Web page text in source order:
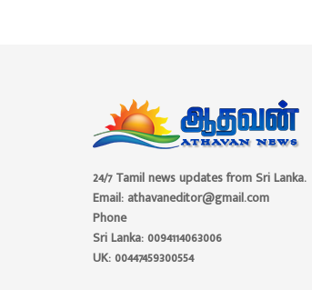
24/7 Tamil news updates from Sri Lanka.
Email: athavaneditor@gmail.com
Phone
Sri Lanka: 0094114063006
UK: 00447459300554